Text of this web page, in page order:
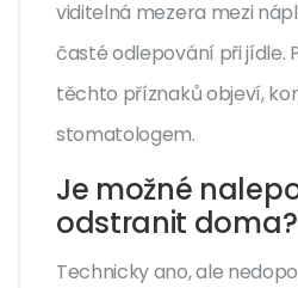
viditelná mezera mezi
časté odlepování při jídle.
těchto příznaků objeví,
stomatologem.
Je možné
odstranit doma?
Technicky ano, ale